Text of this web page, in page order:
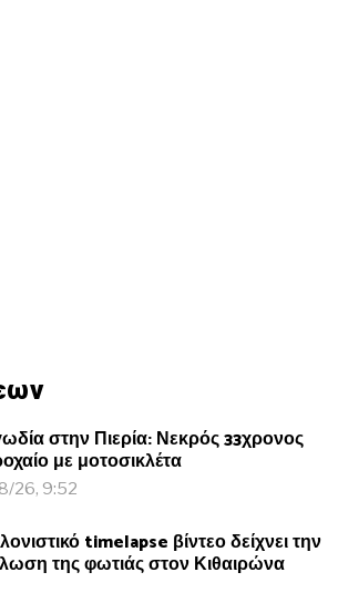
στην Πιερία: Νεκρός 33χρονος
με μοτοσικλέτα
26, 9:52
timelapse βίντεο δείχνει την
της φωτιάς στον Κιθαιρώνα